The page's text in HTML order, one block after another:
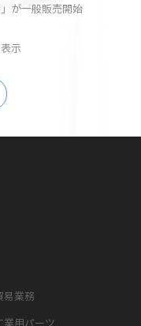
が一般販売開始
示
易業務
業用パーツ